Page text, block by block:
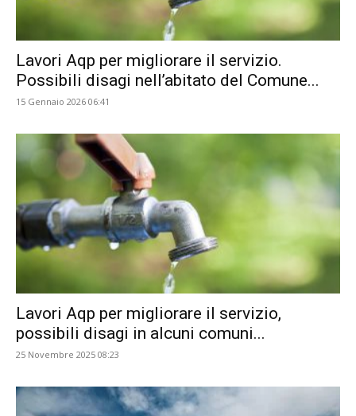
Lavori Aqp per migliorare il servizio.
Possibili disagi nell’abitato del Comune...
15 Gennaio 2026 06:41
Lavori Aqp per migliorare il servizio,
possibili disagi in alcuni comuni...
25 Novembre 2025 08:23